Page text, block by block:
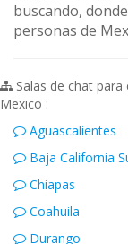
buscando,
personas de
Salas de chat
Mexico :
Aguascalientes
Baja California
Chiapas
Coahuila
Durango